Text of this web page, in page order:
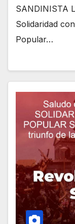
SANDINISTA
Solidaridad
Popular…